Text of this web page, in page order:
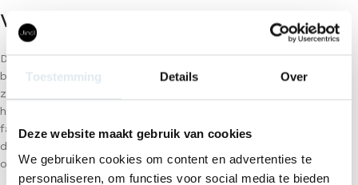
Toestemming Details Over
Deze website maakt gebruik van cookies
We gebruiken cookies om content en advertenties te
personaliseren, om functies voor social media te bieden
Verschillende toepassingen
De houten evenwichtsbalken van Jindl kom je vaak tegen in
bijvoorbeeld woon- en speelkamers. Maar ook fysiotherapeuten
zetten hem steeds vaker in. Zeker als ze een huiselijke sfeer in
hun praktijk willen creëren die kinderen aanspreekt, is het een
favoriet. Zo wordt spel en training gecombineerd. Daar leent
deze balanceerbalk zich perfect voor. Dat maakt het veilig om
oefeningen op te doen.